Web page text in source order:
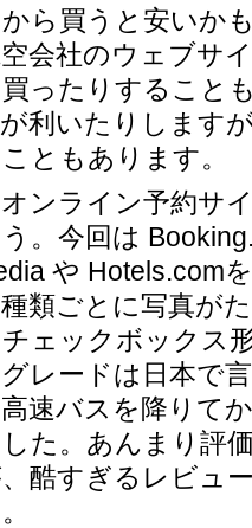
ら買うと安いか
会社のウェブサ
買ったりすること
利いたりします
ともあります。
ンライン予約サ
う。今回は
や Hotels.com
類ごとに写真が
チェックボックス
レードは日本で
速バスを降りて
した。あんまり評
酷すぎるレビュ